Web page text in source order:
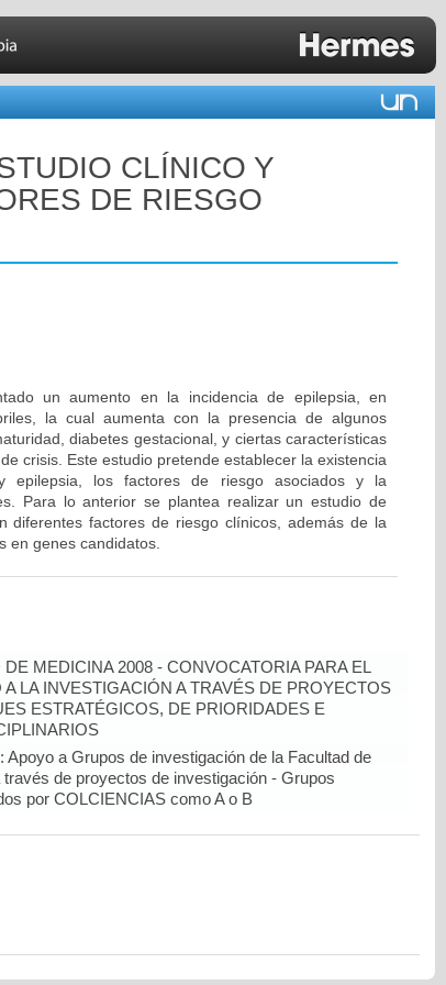
CLÍNICO Y
DE RIESGO
un aumento en la incidencia de epilepsia, en
la cual aumenta con la presencia de algunos
diabetes gestacional, y ciertas características
crisis. Este estudio pretende establecer la existencia
epilepsia, los factores de riesgo asociados y la
Para lo anterior se plantea realizar un estudio de
diferentes factores de riesgo clínicos, además de la
en genes candidatos.
DE MEDICINA 2008 - CONVOCATORIA PARA EL
A LA INVESTIGACIÓN A TRAVÉS DE PROYECTOS
ESTRATÉGICOS, DE PRIORIDADES E
Apoyo a Grupos de investigación de la Facultad de
través de proyectos de investigación - Grupos
por COLCIENCIAS como A o B